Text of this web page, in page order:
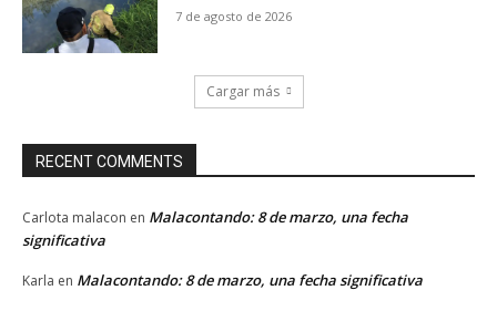
7 de agosto de 2026
Cargar más
RECENT COMMENTS
Carlota malacon en Malacontando: 8 de marzo, una fecha
significativa
Karla en Malacontando: 8 de marzo, una fecha significativa